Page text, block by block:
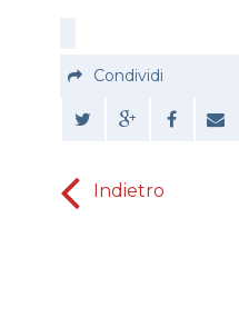
Condividi
Indietro